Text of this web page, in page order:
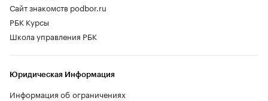
Сайт знакомств podbor.ru
РБК Курсы
Школа управления РБК
Юридическая Информация
Информация об ограничениях